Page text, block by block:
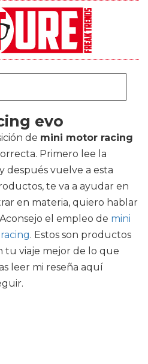
evo
de mini motor racing
Primero lee la
después vuelve a esta
te va a ayudar en
en materia, quiero hablar
el empleo de mini
. Estos son productos
tu viaje mejor de lo que
leer mi reseña aquí